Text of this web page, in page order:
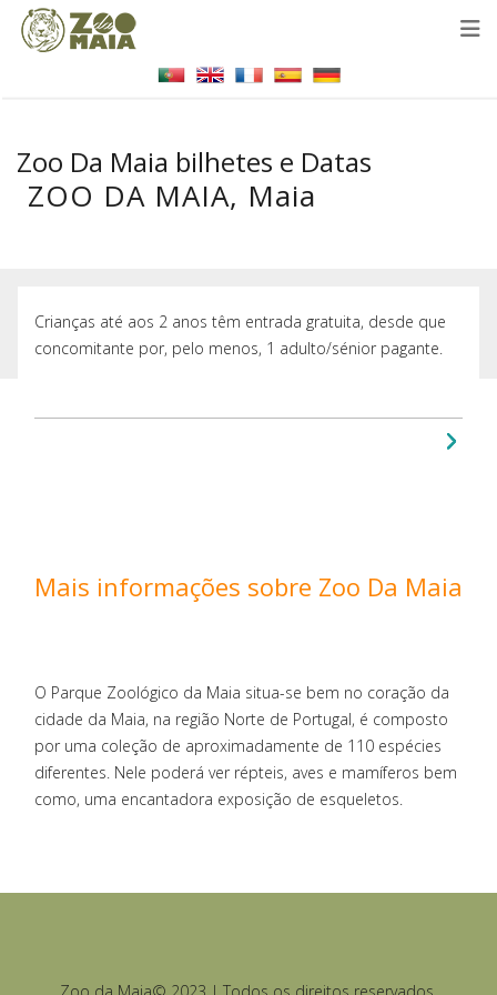
Zoo Da Maia bilhetes e Datas
ZOO DA MAIA, Maia
Crianças até aos 2 anos têm entrada gratuita, desde que
concomitante por, pelo menos, 1 adulto/sénior pagante.
Mais informações sobre Zoo Da Maia
O Parque Zoológico da Maia situa-se bem no coração da
cidade da Maia, na região Norte de Portugal, é composto
por uma coleção de aproximadamente de 110 espécies
diferentes. Nele poderá ver répteis, aves e mamíferos bem
como, uma encantadora exposição de esqueletos.